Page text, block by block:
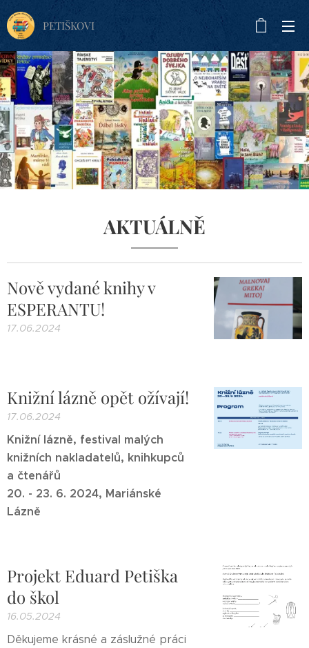
PETIŠKOVI
AKTUÁLNĚ
Nově vydané knihy v
ESPERANTU!
17.06.2024
Knižní lázně opět ožívají!
17.06.2024
Knižní lázně, festival malých
knižních nakladatelů, knihkupců
a čtenářů
20. - 23. 6. 2024, Mariánské
Lázně
Projekt Eduard Petiška
do škol
16.05.2024
Děkujeme krásné a záslužné práci